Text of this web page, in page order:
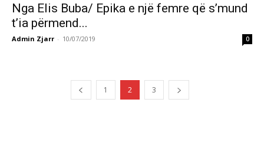
Nga Elis Buba/ Epika e një femre që s’mund
t’ia përmend...
Admin Zjarr - 10/07/2019 0
1 2 3